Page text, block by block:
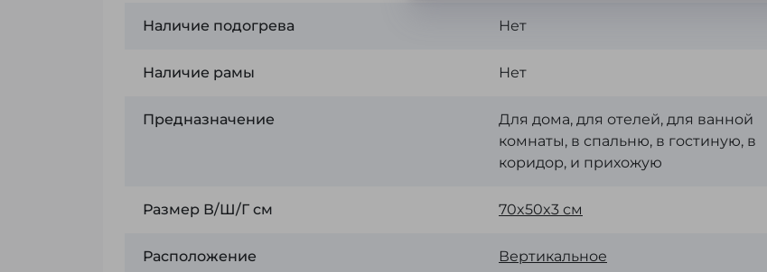
Наличие подогрева Нет
Наличие рамы Нет
Предназначение
Для дома, для отелей, для ванной
комнаты, в спальню, в гостиную, в
коридор, и прихожую
Размер В/Ш/Г см 70x50x3 см
Расположение Вертикальное